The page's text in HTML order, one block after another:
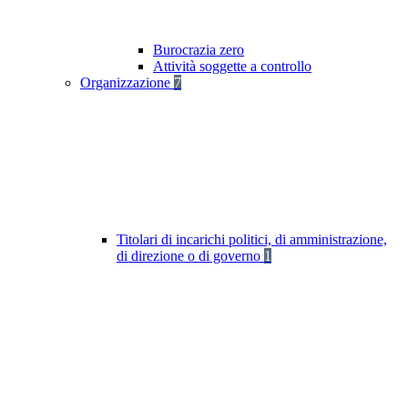
Burocrazia zero
Attività soggette a controllo
Organizzazione 7
Titolari di incarichi politici, di amministrazione,
di direzione o di governo 1